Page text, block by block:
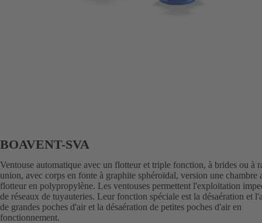
BOAVENT-SVA
Ventouse automatique avec un flotteur et triple fonction, à brides ou à
union, avec corps en fonte à graphite sphéroïdal, version une chambre
flotteur en polypropylène. Les ventouses permettent l'exploitation
de réseaux de tuyauteries. Leur fonction spéciale est la désaération et
de grandes poches d'air et la désaération de petites poches d'air en
fonctionnement.